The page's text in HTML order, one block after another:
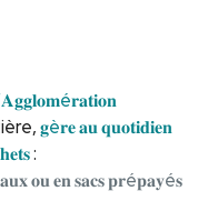
𝐠è𝐫𝐞 𝐚𝐮 𝐪𝐮𝐨𝐭𝐢𝐝𝐢𝐞𝐧
:
𝐨𝐮 𝐞𝐧 𝐬𝐚𝐜𝐬 𝐩𝐫é𝐩𝐚𝐲é𝐬